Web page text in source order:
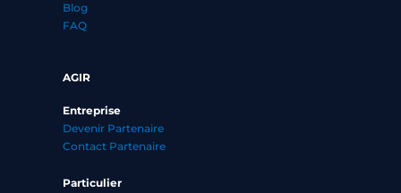
Blog
FAQ
AGIR
Entreprise
Devenir Partenaire
Contact Partenaire
Particulier